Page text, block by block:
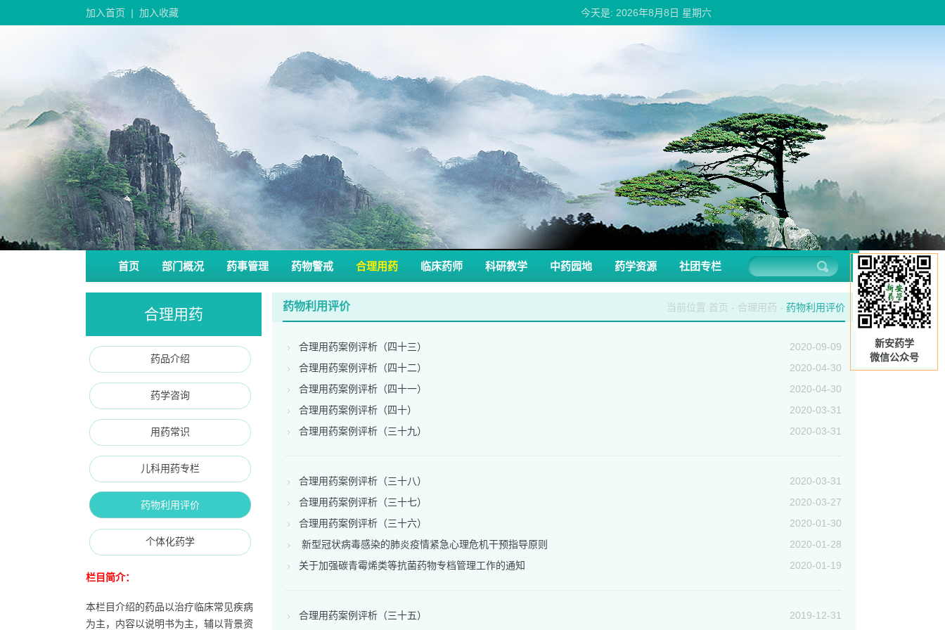
加入首页 | 加入收藏 今天是: 2026年8月8日 星期六
首页 部门概况 药事管理 药物警戒 合理用药 临床药师 科研教学 中药园地 药学资源 社团专栏
新安药学
微信公众号
合理用药
药品介绍
药学咨询
用药常识
儿科用药专栏
药物利用评价
个体化药学
栏目简介：
本栏目介绍的药品以治疗临床常见疾病
为主，内容以说明书为主，辅以背景资
当前位置:首页 - 合理用药 - 药物利用评价
药物利用评价
2020-09-09
合理用药案例评析（四十三）
2020-04-30
合理用药案例评析（四十二）
2020-04-30
合理用药案例评析（四十一）
2020-03-31
合理用药案例评析（四十）
2020-03-31
合理用药案例评析（三十九）
2020-03-31
合理用药案例评析（三十八）
2020-03-27
合理用药案例评析（三十七）
2020-01-30
合理用药案例评析（三十六）
2020-01-28
新型冠状病毒感染的肺炎疫情紧急心理危机干预指导原则
2020-01-19
关于加强碳青霉烯类等抗菌药物专档管理工作的通知
2019-12-31
合理用药案例评析（三十五）